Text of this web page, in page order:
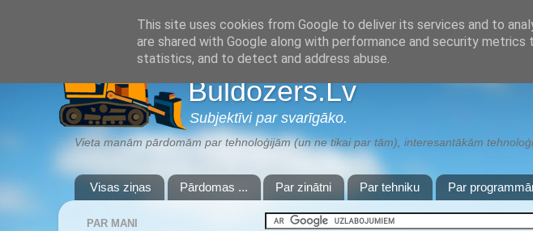
Buldozers.Lv
Subjektīvi par svarīgāko.
Vieta manām pārdomām par tehnoloģijām (un ne tikai par tām), interesantākām
Visas ziņas Pārdomas ... Par zinātni Par tehniku Par
PAR MANI
This site uses cookies from Google to deliver its services and to
are shared with Google along with performance and security
statistics, and to detect and address abuse.